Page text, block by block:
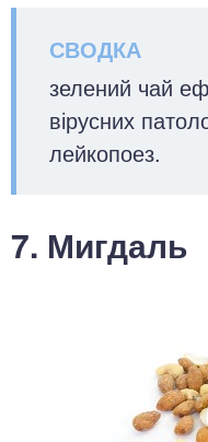
зелений чай
вірусних
лейкопоез.
7. Мигдаль